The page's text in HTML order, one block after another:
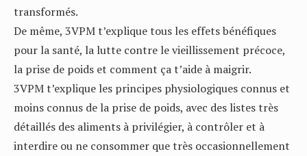
transformés.
De même, 3VPM t’explique tous les effets bénéfiques
pour la santé, la lutte contre le vieillissement précoce,
la prise de poids et comment ça t’aide à maigrir.
3VPM t’explique les principes physiologiques connus et
moins connus de la prise de poids, avec des listes très
détaillés des aliments à privilégier, à contrôler et à
interdire ou ne consommer que très occasionnellement